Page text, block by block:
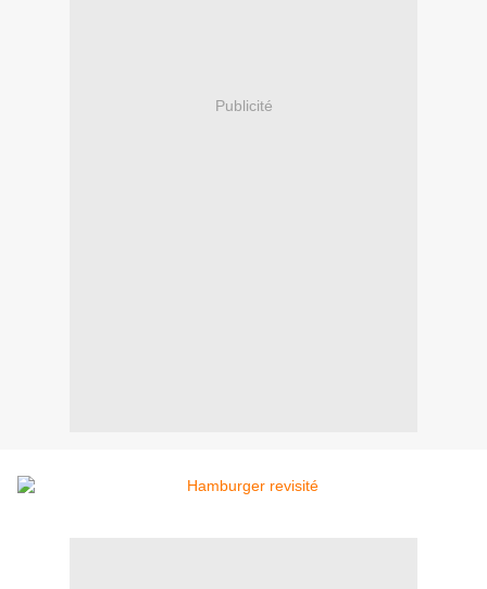
Publicité